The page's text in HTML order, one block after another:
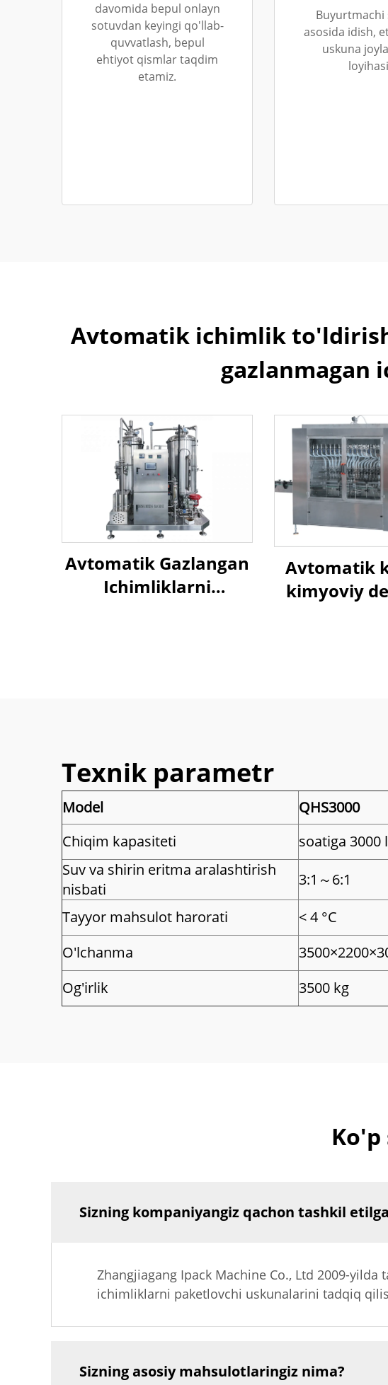
davomida bepul onlayn
sotuvdan keyingi qo'llab-
quvvatlash, bepul
ehtiyot qismlar taqdim
etamiz.
Buyurtmachi
asosida idish,
uskuna
Avtomatik ichimlik
gazlanmagan
Avtomatik Gazlangan
Ichimliklarni
Avtomatik
kimyoviy
Texnik parametr
Model
QHS3000
Chiqim kapasiteti
soatiga 3000
Suv va shirin eritma aralashtirish
nisbati
3:1～6:1
Tayyor mahsulot harorati
< 4 °C
O'lchanma
Og'irlik
3500 kg
Sizning kompaniyangiz qachon tashkil
Zhangjiagang Ipack Machine Co., Ltd 2009-
ichimliklarni paketlovchi uskunalarini tadqiq
Sizning asosiy mahsulotlaringiz nima?